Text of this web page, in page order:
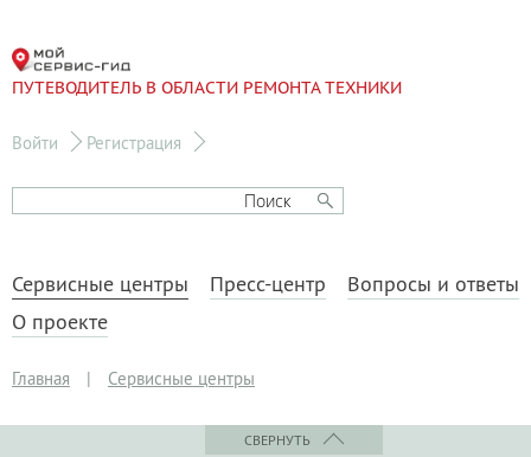
ПУТЕВОДИТЕЛЬ В ОБЛАСТИ РЕМОНТА ТЕХНИКИ
Войти Регистрация
Сервисные центры Пресс-центр
Вопросы и ответы
О проекте
Главная | Сервисные центры
СВЕРНУТЬ